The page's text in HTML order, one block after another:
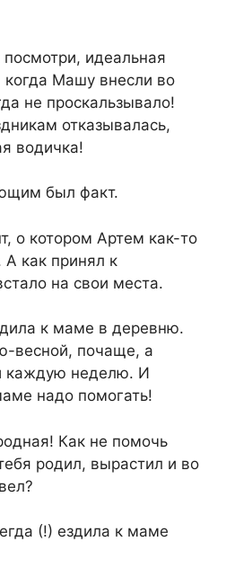
идеальная
когда Машу внесли во
не проскальзывало!
отказывалась,
водичка!
был факт.
о котором Артем как-то
А как принял к
на свои места.
к маме в деревню.
весной, почаще, а
каждую неделю. И
надо помогать!
Как не помочь
родил, вырастил и во
(!) ездила к маме